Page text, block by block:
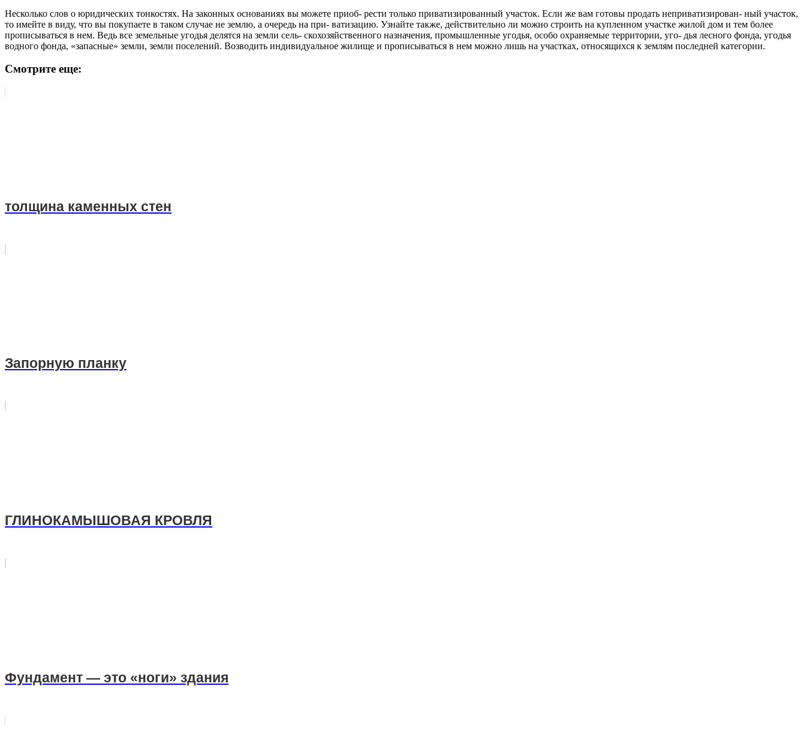
Несколько слов о юридических тонкостях. На законных основаниях вы можете приоб- рести только приватизированный участок. Если же вам готовы продать неприватизирован- ный участок,
то имейте в виду, что вы покупаете в таком случае не землю, а очередь на при- ватизацию. Узнайте также, действительно ли можно строить на купленном участке жилой дом и тем более
прописываться в нем. Ведь все земельные угодья делятся на земли сель- скохозяйственного назначения, промышленные угодья, особо охраняемые территории, уго- дья лесного фонда, угодья
водного фонда, «запасные» земли, земли поселений. Возводить индивидуальное жилище и прописываться в нем можно лишь на участках, относящихся к землям последней категории.
Смотрите еще:
толщина каменных стен
Запорную планку
ГЛИНОКАМЫШОВАЯ КРОВЛЯ
Фундамент — это «ноги» здания